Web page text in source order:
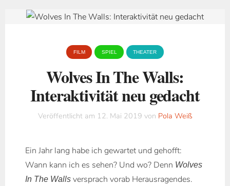
FILM SPIEL THEATER
Wolves In The Walls:
Interaktivität neu gedacht
Veröffentlicht am 12. Mai 2019 von Pola Weiß
Ein Jahr lang habe ich gewartet und gehofft:
Wann kann ich es sehen? Und wo? Denn Wolves
In The Wallsversprach vorab Herausragendes.